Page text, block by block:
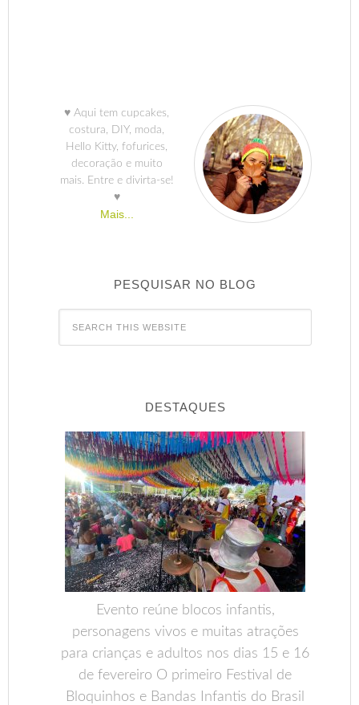
♥ Aqui tem cupcakes,
costura, DIY, moda,
Hello Kitty, fofurices,
decoração e muito
mais. Entre e divirta-se!
♥
Mais...
PESQUISAR NO BLOG
DESTAQUES
Evento reúne blocos infantis,
personagens vivos e muitas atrações
para crianças e adultos nos dias 15 e 16
de fevereiro O primeiro Festival de
Bloquinhos e Bandas Infantis do Brasil